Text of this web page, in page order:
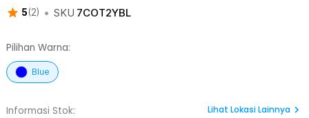
5(2) • SKU 7COT2YBL
Pilihan Warna:
Blue
Informasi Stok:
Lihat Lokasi Lainnya